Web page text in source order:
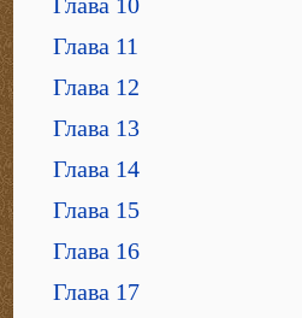
Глава 11
Глава 12
Глава 13
Глава 14
Глава 15
Глава 16
Глава 17